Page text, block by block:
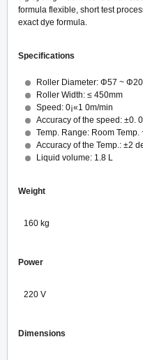
formula flexible, short test
exact dye formula.
Specifications
Roller Diameter: Φ57 ~
Roller Width: ≤ 450mm
Speed: 0¡«1 0m/min
Accuracy of the speed: ±0.
Temp. Range: Room Temp.
Accuracy of the Temp.: ±2
Liquid volume: 1.8 L
Weight
160 kg
Power
220 V
Dimensions